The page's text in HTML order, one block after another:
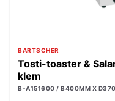
BARTSCHER
Tosti-toaster &
klem
B-A151600 / B400MM X